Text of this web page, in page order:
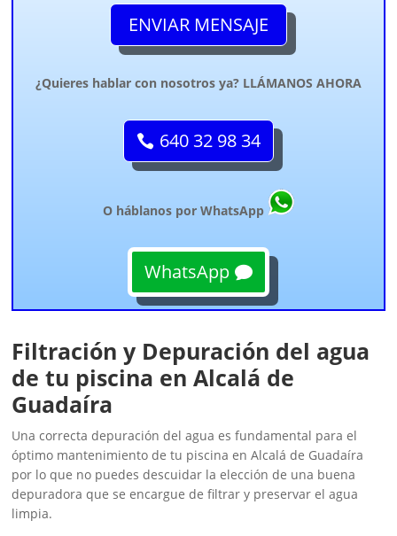
ENVIAR MENSAJE
¿Quieres hablar con nosotros ya? LLÁMANOS AHORA
640 32 98 34
O háblanos por WhatsApp
WhatsApp
Filtración y Depuración del agua
de tu piscina en Alcalá de
Guadaíra
Una correcta depuración del agua es fundamental para el
óptimo mantenimiento de tu piscina en Alcalá de Guadaíra
por lo que no puedes descuidar la elección de una buena
depuradora que se encargue de filtrar y preservar el agua
limpia.